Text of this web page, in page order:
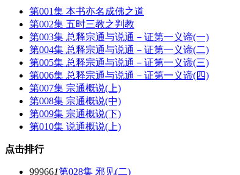
第001集 本书亦名成佛之道
第002集 五时三教之判教
第003集 总释宗通与说通－证第一义谛(一)
第004集 总释宗通与说通－证第一义谛(二)
第005集 总释宗通与说通－证第一义谛(三)
第006集 总释宗通与说通－证第一义谛(四)
第007集 宗通概说(上)
第008集 宗通概说(中)
第009集 宗通概说(下)
第010集 说通概说(上)
点击排行
999661第028集 邪见(二)